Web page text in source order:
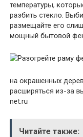
температуры,
разбить стекло.
размещайте его
мощный бытовой
на окрашенных
расширяться из-за
net.ru
Читайте также: